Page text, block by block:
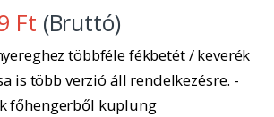
Ft (Bruttó)
többféle fékbetét / keverék
is több verzió áll rendelkezésre. -
főhengerből kuplung